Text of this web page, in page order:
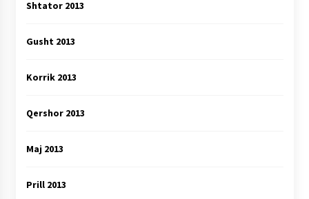
Shtator 2013
Gusht 2013
Korrik 2013
Qershor 2013
Maj 2013
Prill 2013